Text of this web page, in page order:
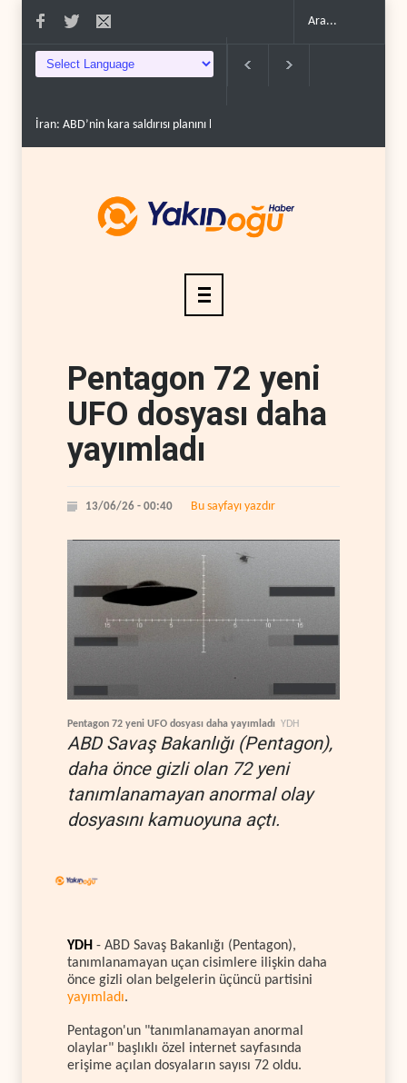
İran: ABD’nin kara saldırısı planını başarısızlı..
Pentagon 72 yeni
UFO dosyası daha
yayımladı
13/06/26 - 00:40 Bu sayfayı yazdır
Pentagon 72 yeni UFO dosyası daha yayımladı YDH
ABD Savaş Bakanlığı (Pentagon),
daha önce gizli olan 72 yeni
tanımlanamayan anormal olay
dosyasını kamuoyuna açtı.
YDH - ABD Savaş Bakanlığı (Pentagon),
tanımlanamayan uçan cisimlere ilişkin daha
önce gizli olan belgelerin üçüncü partisini
yayımladı.
Pentagon'un "tanımlanamayan anormal
olaylar" başlıklı özel internet sayfasında
erişime açılan dosyaların sayısı 72 oldu.